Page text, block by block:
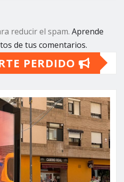
reducir el spam. Aprende
de tus comentarios.
PERDIDO